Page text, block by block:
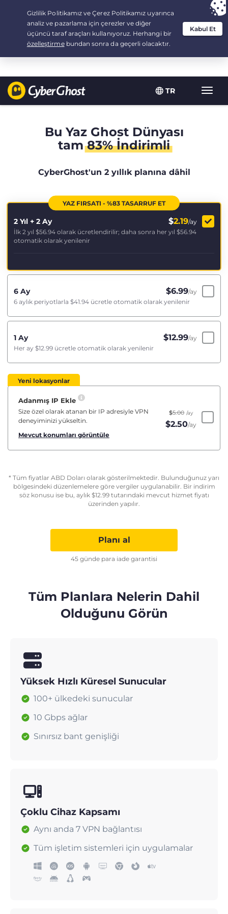
TR
Your choice:The Best Dealfor 2.1666666666667-years at $
/month
Bu Yaz Ghost Dünyası
tam83% İndirimli
CyberGhost'un 2 yıllık planına dâhil
YAZ FIRSATI - %83 TASARRUF ET
2 Yıl + 2 Ay $2.19/ay
İlk 2 yıl $56.94 olarak ücretlendirilir; daha sonra her yıl $56.94
otomatik olarak yenilenir
6 Ay $6.99/ay
6 aylık periyotlarla $41.94 ücretle otomatik olarak yenilenir
1 Ay $12.99/ay
Her ay $12.99 ücretle otomatik olarak yenilenir
Yeni lokasyonlar
Adanmış IP Ekle
Size özel olarak atanan bir IP adresiyle VPN
deneyiminizi yükseltin.
Mevcut konumları görüntüle
$5.00 /ay
$2.50/ay
* Tüm fiyatlar ABD Doları olarak gösterilmektedir. Bulunduğunuz yarı
bölgesindeki düzenlemelere göre vergiler uygulanabilir. Bir indirim
söz konusu ise bu, aylık $12.99tutarındaki mevcut hizmet fiyatı
üzerinden yapılır.
Planı al
45 günde para iade garantisi
Tüm Planlara Nelerin Dahil
Olduğunu Görün
Yüksek Hızlı Küresel Sunucular
100+ ülkedeki sunucular
10 Gbps ağlar
Sınırsız bant genişliği
Çoklu Cihaz Kapsamı
Aynı anda 7 VPN bağlantısı
Tüm işletim sistemleri için uygulamalar